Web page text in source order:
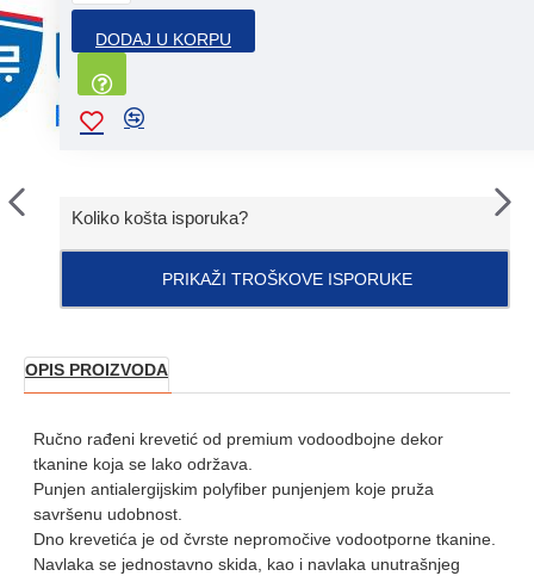
DODAJ U KORPU
Koliko košta isporuka?
PRIKAŽI TROŠKOVE ISPORUKE
OPIS PROIZVODA
Ručno rađeni krevetić od premium vodoodbojne dekor
tkanine koja se lako održava.
Punjen antialergijskim polyfiber punjenjem koje pruža
savršenu udobnost.
Dno krevetića je od čvrste nepromočive vodootporne tkanine.
Navlaka se jednostavno skida, kao i navlaka unutrašnjeg